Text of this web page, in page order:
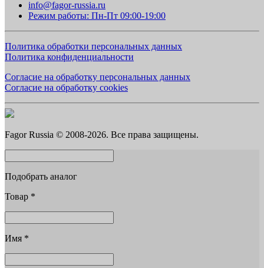
info@fagor-russia.ru
Режим работы: Пн-Пт 09:00-19:00
Политика обработки персональных данных
Политика конфиденциальности
Согласие на обработку персональных данных
Согласие на обработку cookies
Fagor Russia © 2008-2026. Все права защищены.
Подобрать аналог
Товар *
Имя *